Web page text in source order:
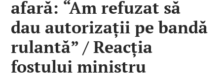
Seriale
Video
afară: “Am refuzat să
dau autorizații pe bandă
rulantă” / Reacția
fostului ministru